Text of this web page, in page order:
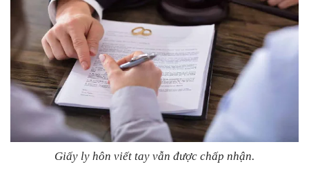
Giấy ly hôn viết tay vẫn được chấp nhận.